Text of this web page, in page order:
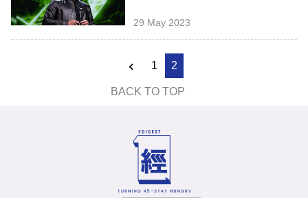
科
技
29 May 2023
1 2
BACK TO TOP